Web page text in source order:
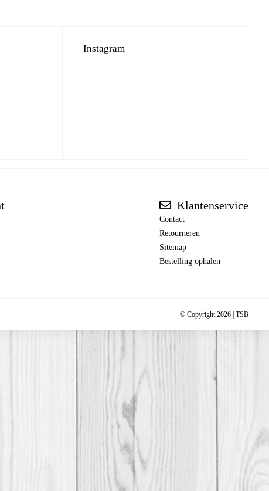
Instagram
Klantenservice
Contact
Retourneren
Sitemap
Bestelling ophalen
© Copyright 2026 | TSB